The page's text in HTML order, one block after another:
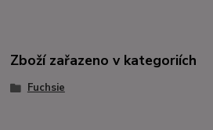
Zboží zařazeno v kategoriích
Fuchsie